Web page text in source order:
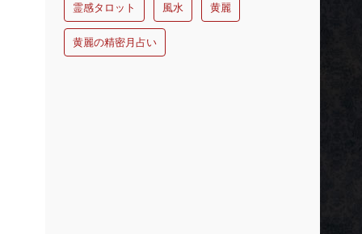
霊感タロット 風水 黄麗
黄麗の精密月占い